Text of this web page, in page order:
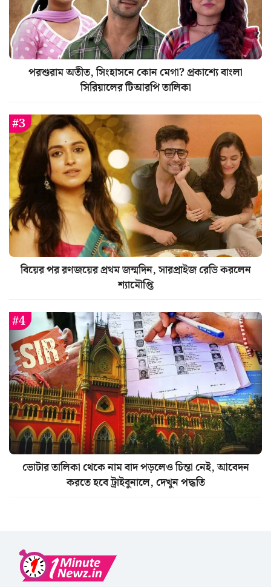
পরশুরাম অতীত, সিংহাসনে কোন মেগা? প্রকাশ্যে বাংলা
সিরিয়ালের টিআরপি তালিকা
বিয়ের পর রণজয়ের প্রথম জন্মদিন, সারপ্রাইজ রেডি করলেন
শ্যামৌপ্তি
ভোটার তালিকা থেকে নাম বাদ পড়লেও চিন্তা নেই, আবেদন
করতে হবে ট্রাইবুনালে, দেখুন পদ্ধতি